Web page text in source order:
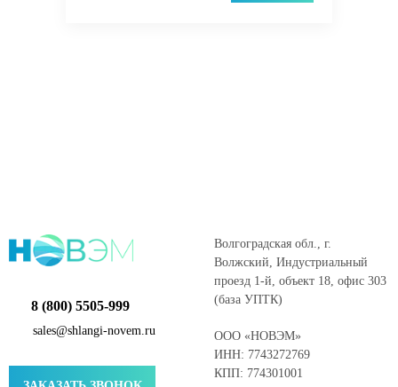
8 (800) 5505-999
sales@shlangi-novem.ru
Волгоградская обл., г.
Волжский, Индустриальный
проезд 1-й, объект 18, офис 303
(база УПТК)
ООО «НОВЭМ»
ИНН: 7743272769
КПП: 774301001